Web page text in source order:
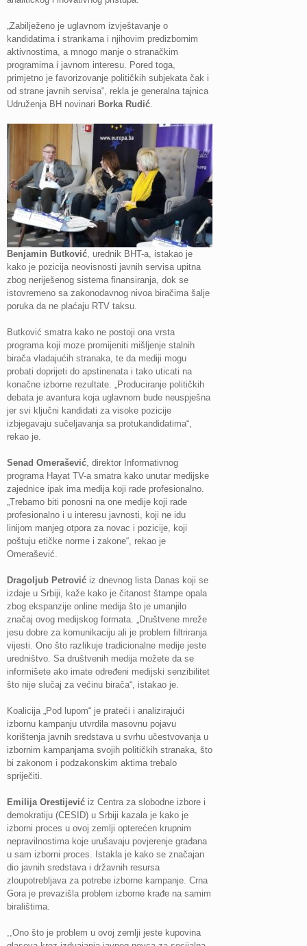
„Zabilježeno je uglavnom izvještavanje o
kandidatima i strankama i njihovim predizbornim
aktivnostima, a mnogo manje o stranačkim
programima i javnom interesu. Pored toga,
primjetno je favorizovanje političkih subjekata čak i
od strane javnih servisa“, rekla je generalna tajnica
Udruženja BH novinari Borka Rudić.
Benjamin Butković, urednik BHT-a, istakao je
kako je pozicija neovisnosti javnih servisa upitna
zbog neriješenog sistema finansiranja, dok se
istovremeno sa zakonodavnog nivoa biračima šalje
poruka da ne plaćaju RTV taksu.
Butković smatra kako ne postoji ona vrsta
programa koji moze promijeniti mišljenje stalnih
birača vladajućih stranaka, te da mediji mogu
probati doprijeti do apstinenata i tako uticati na
konačne izborne rezultate. „Produciranje političkih
debata je avantura koja uglavnom bude neuspješna
jer svi ključni kandidati za visoke pozicije
izbjegavaju sučeljavanja sa protukandidatima“,
rekao je.
Senad Omerašević, direktor Informativnog
programa Hayat TV-a smatra kako unutar medijske
zajednice ipak ima medija koji rade profesionalno.
„Trebamo biti ponosni na one medije koji rade
profesionalno i u interesu javnosti, koji ne idu
linijom manjeg otpora za novac i pozicije, koji
poštuju etičke norme i zakone“, rekao je
Omerašević.
Dragoljub Petrović iz dnevnog lista Danas koji se
izdaje u Srbiji, kaže kako je čitanost štampe opala
zbog ekspanzije online medija što je umanjilo
značaj ovog medijskog formata. „Društvene mreže
jesu dobre za komunikaciju ali je problem filtriranja
vijesti. Ono što razlikuje tradicionalne medije jeste
uredništvo. Sa društvenih medija možete da se
informišete ako imate određeni medijski senzibilitet
što nije slučaj za većinu birača“, istakao je.
Koalicija „Pod lupom“ je prateći i analizirajući
izbornu kampanju utvrdila masovnu pojavu
korištenja javnih sredstava u svrhu učestvovanja u
izbornim kampanjama svojih političkih stranaka, što
bi zakonom i podzakonskim aktima trebalo
spriječiti.
Emilija Orestijević iz Centra za slobodne izbore i
demokratiju (CESID) u Srbiji kazala je kako je
izborni proces u ovoj zemlji opterećen krupnim
nepravilnostima koje urušavaju povjerenje građana
u sam izborni proces. Istakla je kako se značajan
dio javnih sredstava i državnih resursa
zloupotrebljava za potrebe izborne kampanje. Crna
Gora je prevazišla problem izborne krađe na samim
biralištima.
,,Ono što je problem u ovoj zemlji jeste kupovina